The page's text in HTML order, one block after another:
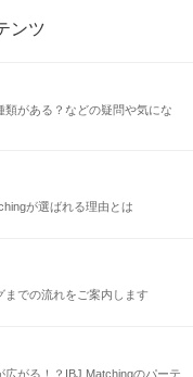
ンツ
がある？などの疑問や気にな
が選ばれる理由とは
までの流れをご案内します
広がる！？IBJ Matchingのパーテ